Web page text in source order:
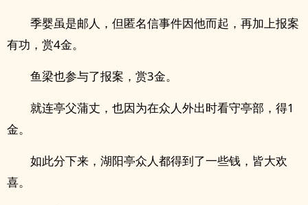
季婴虽是邮人，但匿名信事件因他而起，再加上报案
有功，赏4金。
鱼梁也参与了报案，赏3金。
就连亭父蒲丈，也因为在众人外出时看守亭部，得1
金。
如此分下来，湖阳亭众人都得到了一些钱，皆大欢
喜。